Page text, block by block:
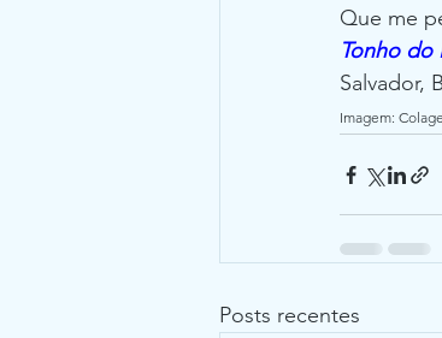
Que me
Tonho do
Salvador,
Imagem:
Posts recentes